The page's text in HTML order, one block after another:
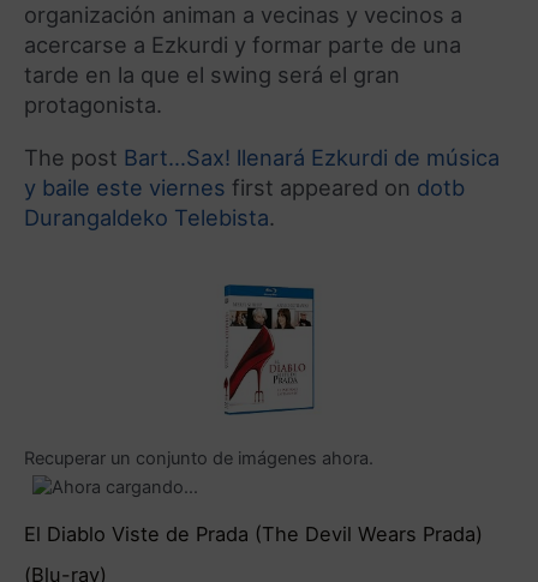
organización animan a vecinas y vecinos a
acercarse a Ezkurdi y formar parte de una
tarde en la que el swing será el gran
protagonista.
The post Bart…Sax! llenará Ezkurdi de música
y baile este viernes first appeared on dotb
Durangaldeko Telebista.
Recuperar un conjunto de imágenes ahora.
El Diablo Viste de Prada (The Devil Wears Prada)
(Blu-ray)